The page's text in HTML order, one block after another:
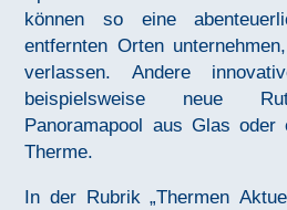
können so eine
entfernten Orten
verlassen. Andere
beispielsweise neue
Panoramapool aus Glas
Therme.
In der Rubrik „Thermen